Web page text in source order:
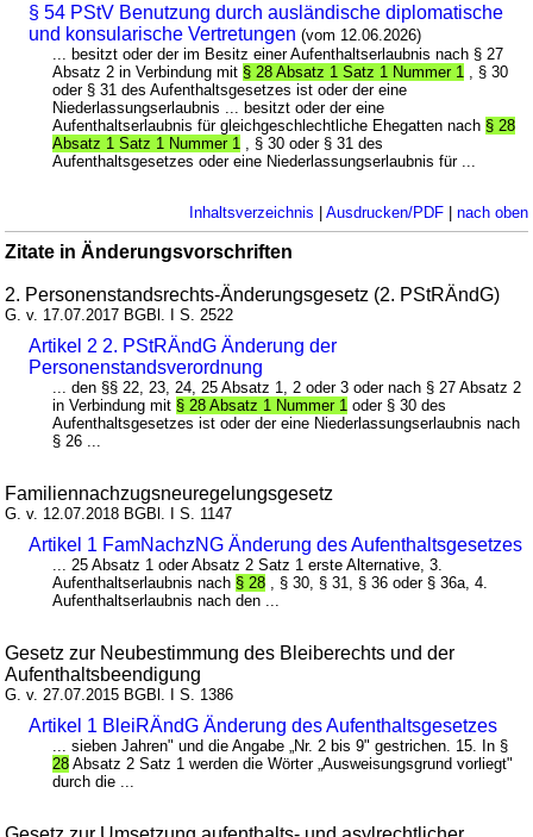
§ 54 PStV Benutzung durch ausländische diplomatische
und konsularische Vertretungen (vom 12.06.2026)
... besitzt oder der im Besitz einer Aufenthaltserlaubnis nach § 27
Absatz 2 in Verbindung mit § 28 Absatz 1 Satz 1 Nummer 1
, § 30
oder § 31 des Aufenthaltsgesetzes ist oder der eine
Niederlassungserlaubnis ... besitzt oder der eine
Aufenthaltserlaubnis für gleichgeschlechtliche Ehegatten nach § 28
Absatz 1 Satz 1 Nummer 1
, § 30 oder § 31 des
Aufenthaltsgesetzes oder eine Niederlassungserlaubnis für ...
Inhaltsverzeichnis | Ausdrucken/PDF| nach oben
Zitate in Änderungsvorschriften
2. Personenstandsrechts-Änderungsgesetz (2. PStRÄndG)
G. v. 17.07.2017 BGBl. I S. 2522
Artikel 2 2. PStRÄndG Änderung der
Personenstandsverordnung
... den §§ 22, 23, 24, 25 Absatz 1, 2 oder 3 oder nach § 27 Absatz 2
in Verbindung mit § 28 Absatz 1 Nummer 1 oder § 30 des
Aufenthaltsgesetzes ist oder der eine Niederlassungserlaubnis nach
§ 26 ...
Familiennachzugsneuregelungsgesetz
G. v. 12.07.2018 BGBl. I S. 1147
Artikel 1 FamNachzNG Änderung des Aufenthaltsgesetzes
... 25 Absatz 1 oder Absatz 2 Satz 1 erste Alternative, 3.
Aufenthaltserlaubnis nach § 28 , § 30, § 31, § 36 oder § 36a, 4.
Aufenthaltserlaubnis nach den ...
Gesetz zur Neubestimmung des Bleiberechts und der
Aufenthaltsbeendigung
G. v. 27.07.2015 BGBl. I S. 1386
Artikel 1 BleiRÄndG Änderung des Aufenthaltsgesetzes
... sieben Jahren" und die Angabe „Nr. 2 bis 9" gestrichen. 15. In §
28 Absatz 2 Satz 1 werden die Wörter „Ausweisungsgrund vorliegt"
durch die ...